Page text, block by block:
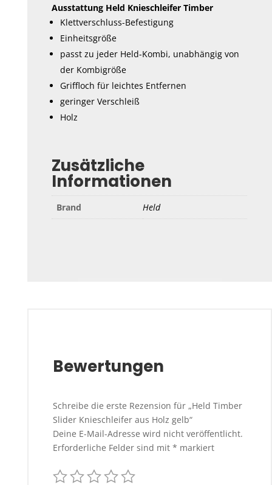
Ausstattung Held Knieschleifer Timber
Klettverschluss-Befestigung
Einheitsgröße
passt zu jeder Held-Kombi, unabhängig von
der Kombigröße
Griffloch für leichtes Entfernen
geringer Verschleiß
Holz
Zusätzliche
Informationen
Brand Held
Bewertungen
Schreibe die erste Rezension für „Held Timber
Slider Knieschleifer aus Holz gelb“
Deine E-Mail-Adresse wird nicht veröffentlicht.
Erforderliche Felder sind mit * markiert